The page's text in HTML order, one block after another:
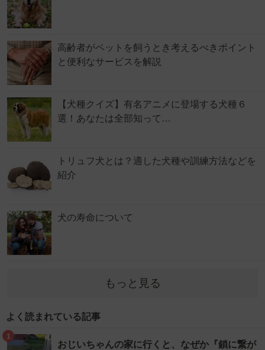
高齢者がペットを飼うとき考えるべきポイント
と便利なサービスを解説
【犬種クイズ】有名アニメに登場する犬種６
選！あなたは全部知って…
トリュフ犬とは？適した犬種や訓練方法などを
紹介
犬の寿命について
もっと見る
よく読まれている記事
1
おじいちゃんの家に行くと、なぜか『鎖に繋が